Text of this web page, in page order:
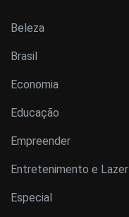
Beleza
Brasil
Economia
Educação
Empreender
Entretenimento e Lazer
Especial